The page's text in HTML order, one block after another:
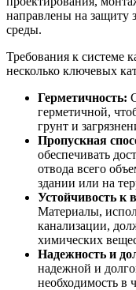
направлены на защиту
среды.
Требования к системе
несколько ключевых
Герметичность:
герметичной,
грунт и
Пропускная
обеспечивать
отвода всего
здании или на
Устойчивость к
Материалы,
канализации,
химических
Надежность и
надежной и
необходимость в